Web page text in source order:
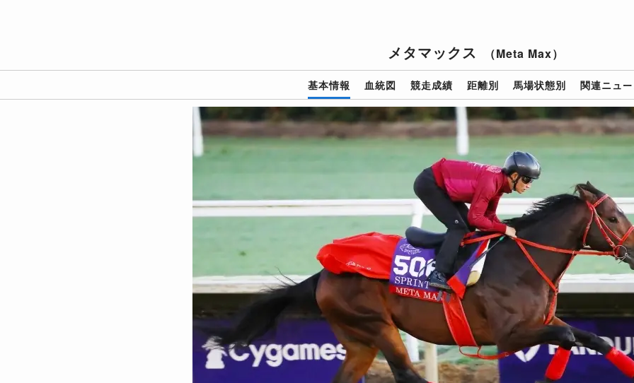
メタマックス （Meta Max）
基本情報 血統図 競走成績 距離別 馬場状態別 関連ニュ